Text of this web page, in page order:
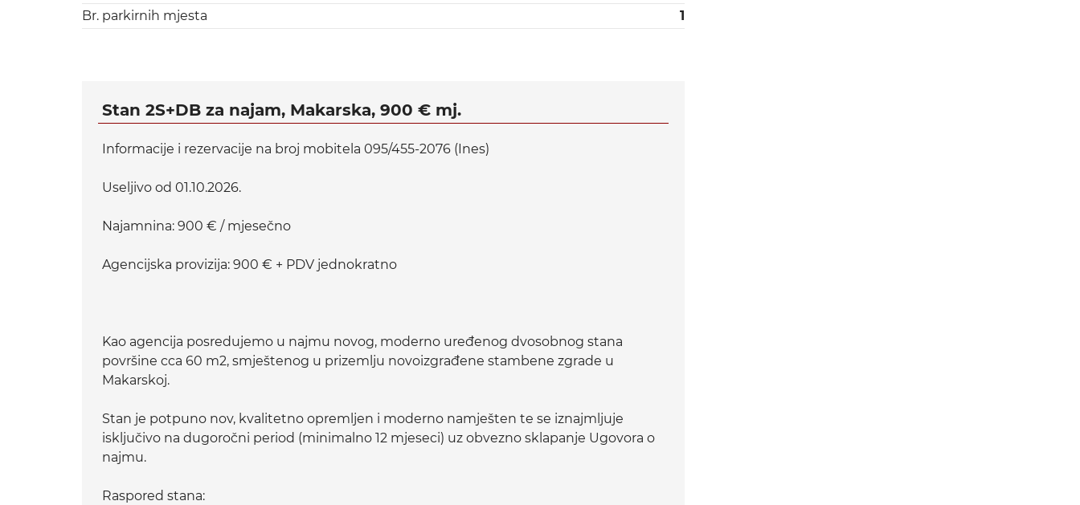
Br. parkirnih mjesta
1
Stan 2S+DB za najam, Makarska, 900 € mj.
Informacije i rezervacije na broj mobitela 095/455-2076 (Ines)
Useljivo od 01.10.2026.
Najamnina: 900 € / mjesečno
Agencijska provizija: 900 € + PDV jednokratno
Kao agencija posredujemo u najmu novog, moderno uređenog dvosobnog stana
površine cca 60 m2, smještenog u prizemlju novoizgrađene stambene zgrade u
Makarskoj.
Stan je potpuno nov, kvalitetno opremljen i moderno namješten te se iznajmljuje
isključivo na dugoročni period (minimalno 12 mjeseci) uz obvezno sklapanje Ugovora o
najmu.
Raspored stana: